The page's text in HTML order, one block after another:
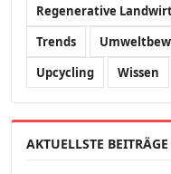
Regenerative
Trends
Upcycling
Wissen
AKTUELLSTE BEITRÄGE